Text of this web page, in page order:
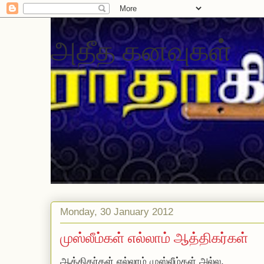
அதீத கனவுகள்
Monday, 30 January 2012
முஸ்லீம்கள் எல்லாம் ஆத்திகர்கள்
ஆத்திகர்கள் எல்லாம் முஸ்லீம்கள் அல்ல.